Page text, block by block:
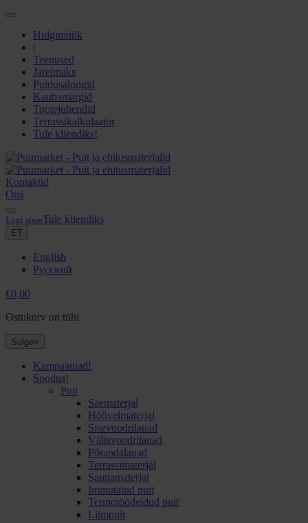
Hulgimüük
|
Teenused
Järelmaks
Puidusalongid
Kaubamärgid
Tootejuhendid
Terrassikalkulaator
Tule kliendiks!
Kontaktid
Otsi
Logi sisseTule kliendiks
ET
English
Русский
€0,00
Ostukorv on tühi
Sulge×
Kampaaniad!
Soodus!
Puit
Saematerjal
Höövelmaterjal
Sisevoodrilauad
Välisvoodrilauad
Põrandalauad
Terrassimaterjal
Saunamaterjal
Immutatud puit
Termotöödeldud puit
Liimpuit